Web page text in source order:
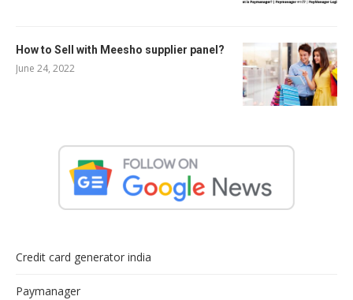
How to Sell with Meesho supplier panel?
June 24, 2022
Credit card generator india
Paymanager